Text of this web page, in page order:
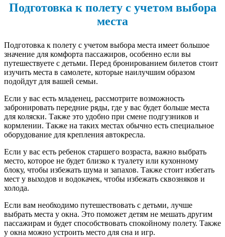
Подготовка к полету с учетом выбора
места
Подготовка к полету с учетом выбора места имеет большое
значение для комфорта пассажиров, особенно если вы
путешествуете с детьми. Перед бронированием билетов стоит
изучить места в самолете, которые наилучшим образом
подойдут для вашей семьи.
Если у вас есть младенец, рассмотрите возможность
забронировать передние ряды, где у вас будет больше места
для коляски. Также это удобно при смене подгузников и
кормлении. Также на таких местах обычно есть специальное
оборудование для крепления автокресла.
Если у вас есть ребенок старшего возраста, важно выбрать
место, которое не будет близко к туалету или кухонному
блоку, чтобы избежать шума и запахов. Также стоит избегать
мест у выходов и водокачек, чтобы избежать сквозняков и
холода.
Если вам необходимо путешествовать с детьми, лучше
выбрать места у окна. Это поможет детям не мешать другим
пассажирам и будет способствовать спокойному полету. Также
у окна можно устроить место для сна и игр.